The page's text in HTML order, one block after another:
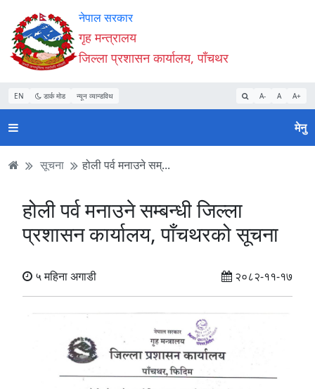
Accessibility
Mode
सुरु
गर्नुहोस्
सामाग्री
पढ्नुहाेस्
नेभिगेसन
पढ्नुहाेस्
वेबसाइट
खोजमा
जानुहोस्
नेपाल सरकार
गृह मन्त्रालय
जिल्ला प्रशासन कार्यालय, पाँचथर
EN डार्क मोड न्यून व्यान्डविथ A- A A+
मेनु
सूचना होली पर्व मनाउने सम्...
होली पर्व मनाउने सम्बन्धी जिल्ला
प्रशासन कार्यालय, पाँचथरको सूचना
५ महिना अगाडी २०८२-११-१७